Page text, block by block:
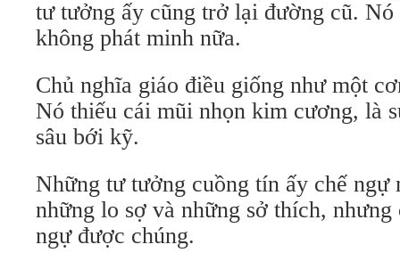
tư tưởng ấy cũng trở lại đường cũ.
không phát minh nữa.
Chủ nghĩa giáo điều giống như một
Nó thiếu cái mũi nhọn kim cương, là
sâu bới kỹ.
Những tư tưởng cuồng tín ấy chế ngự
những lo sợ và những sở thích,
ngự được chúng.